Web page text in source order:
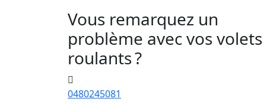
Vous remarquez un
problème avec vos volets
roulants ?
0480245081